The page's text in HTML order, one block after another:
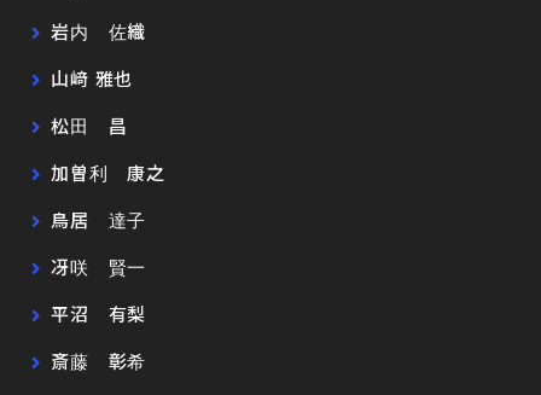
岩内 佐織
山﨑 雅也
松田 昌
加曽利 康之
鳥居 達子
冴咲 賢一
平沼 有梨
斎藤 彰希